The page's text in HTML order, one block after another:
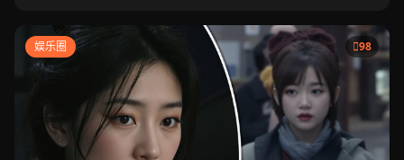
娱乐圈 98